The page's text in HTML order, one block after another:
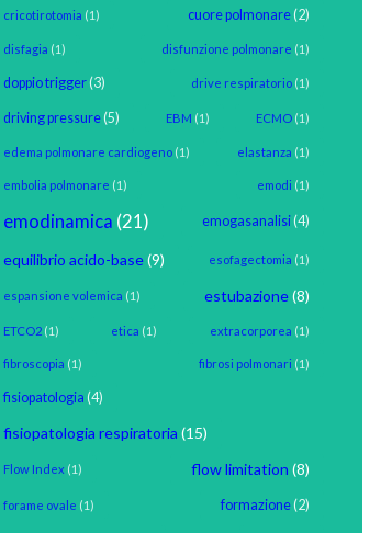
cricotirotomia (1) cuore polmonare(2)
disfagia (1) disfunzione polmonare (1)
doppio trigger(3) drive respiratorio (1)
driving pressure(5) EBM (1) ECMO (1)
edema polmonare cardiogeno (1) elastanza (1)
embolia polmonare (1) emodi (1)
emodinamica (21) emogasanalisi(4)
equilibrio acido-base(9) esofagectomia (1)
espansione volemica (1) estubazione(8)
ETCO2 (1) etica (1) extracorporea (1)
fibroscopia (1) fibrosi polmonari (1)
fisiopatologia (4)
fisiopatologia respiratoria (15)
Flow Index (1) flow limitation (8)
forame ovale (1) formazione(2)